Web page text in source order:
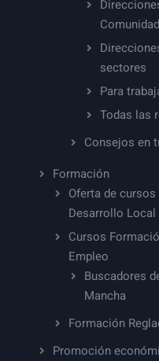
sectores
Para
Todas las
Consejos en
Formación
Oferta de
Desarrollo Local
Cursos
Empleo
Buscadores
Mancha
Formación
Promoción